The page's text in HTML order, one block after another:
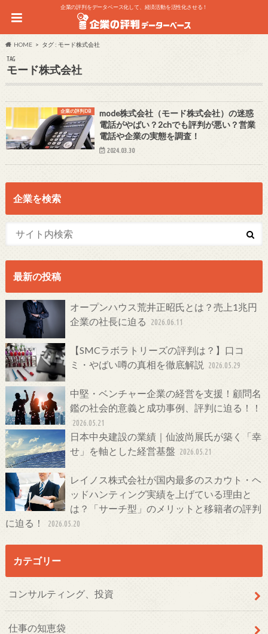
企業の評判をデータベース化して、経済活動を活性化させる！
HOME タグ : モード株式会社
TAG
モード株式会社
企業の評判DB
mode株式会社（モード株式会社）の迷惑
電話がやばい？2chでも評判が悪い？営業
電話や企業の実態を調査！
2024.03.30
企業を検索
最新の投稿
オープンハウス荒井正昭氏とは？売上1兆円
企業の社長に迫る
2026.06.11
【SMCラボラトリーズの評判は？】口コ
ミ・やばい噂の真相を徹底解説
2026.05.29
中堅・ベンチャー企業の経営を支援！顧問名
鑑の社会的意義と成功事例、評判に迫る！！
2026.05.21
日本中央建設の業績｜仙波尚展氏が築く「幸
せ」を軸とした経営基盤 2026.05.21
レイノス株式会社が国内最多のスカウト・ヘ
ッドハンティング実績を上げている理由と
は？「サーチ型」のメリットと移籍者の評判
に迫る！
2026.05.20
カテゴリー
コンサルティング、投資
仕事の知恵袋